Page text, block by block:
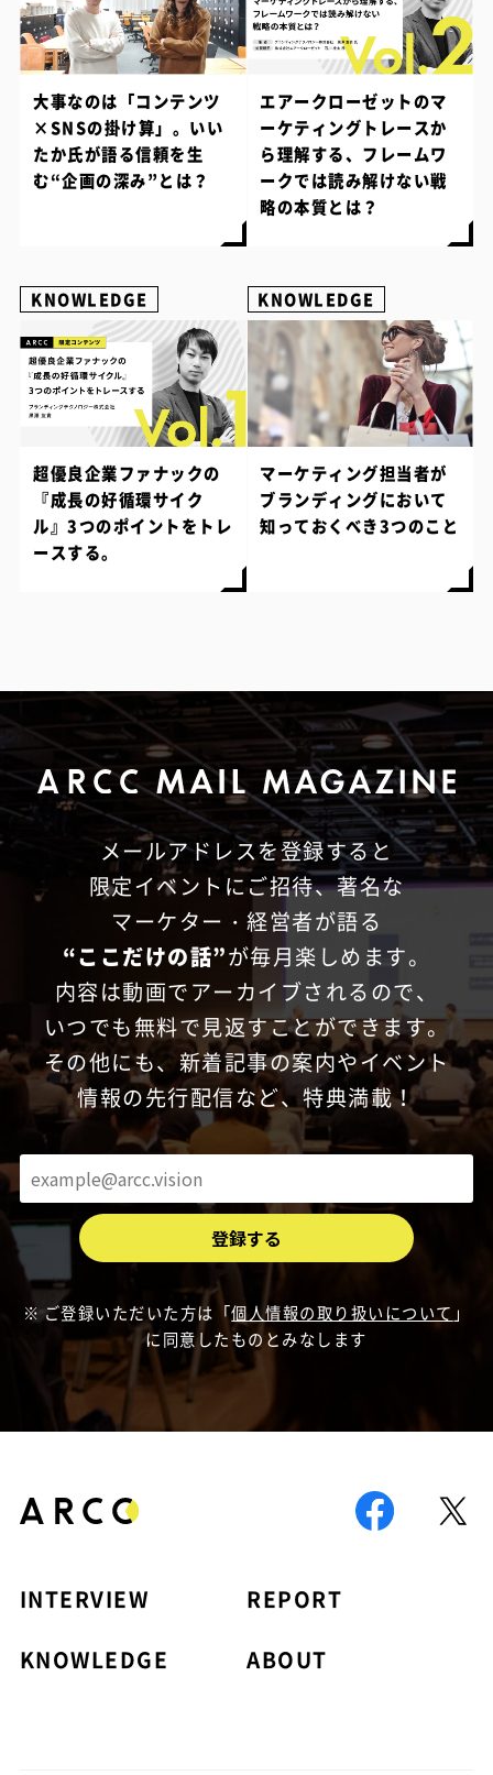
大事なのは「コンテンツ
×SNSの掛け算」。いい
たか氏が語る信頼を生
む“企画の深み”とは？
エアークローゼットのマ
ーケティングトレースか
ら理解する、フレームワ
ークでは読み解けない戦
略の本質とは？
KNOWLEDGE
超優良企業ファナックの
『成長の好循環サイク
ル』3つのポイントをトレ
ースする。
KNOWLEDGE
マーケティング担当者が
ブランディングにおいて
知っておくべき3つのこと
メールアドレスを登録すると
限定イベントにご招待、著名な
マーケター・経営者が語る
“ここだけの話”が毎月楽しめます。
内容は動画でアーカイブされるので、
いつでも無料で見返すことができます。
その他にも、新着記事の案内やイベント
情報の先行配信など、特典満載！
ご登録いただいた方は「個人情報の取り扱いについて」
に同意したものとみなします
INTERVIEW
REPORT
KNOWLEDGE
ABOUT